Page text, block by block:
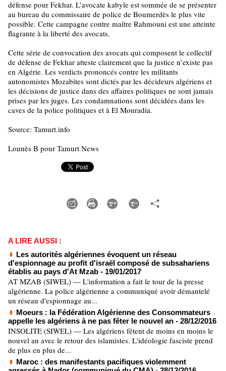
défense pour Fekhar. L’avocate kabyle est sommée de se présenter
au bureau du commissaire de police de Boumerdès le plus vite
possible. Cette campagne contre maître Rahmouni est une atteinte
flagrante à la liberté des avocats.
Cette série de convocation des avocats qui composent le collectif
de défense de Fekhar atteste clairement que la justice n’existe pas
en Algérie. Les verdicts prononcés contre les militants
autonomistes Mozabites sont dictés par les décideurs algériens et
les décisions de justice dans des affaires politiques ne sont jamais
prises par les juges. Les condamnations sont décidées dans les
caves de la police politiques et à El Mouradia.
Source: Tamurt.info
Lounès B pour Tamurt News
A LIRE AUSSI :
Les autorités algériennes évoquent un réseau
d'espionnage au profit d'israël composé de subsahariens
établis au pays d'At Mzab - 19/01/2017
AT MZAB (SIWEL) — L'information a fait le tour de la presse
algérienne. La police algérienne a communiqué avoir démantelé
un réseau d'espionnage au...
Moeurs : la Fédération Algérienne des Consommateurs
appelle les algériens à ne pas fêter le nouvel an - 28/12/2016
INSOLITE (SIWEL) — Les algériens fêtent de moins en moins le
nouvel an avec le retour des islamistes. L'idéologie fasciste prend
de plus en plus de...
Maroc : des manifestants pacifiques violemment